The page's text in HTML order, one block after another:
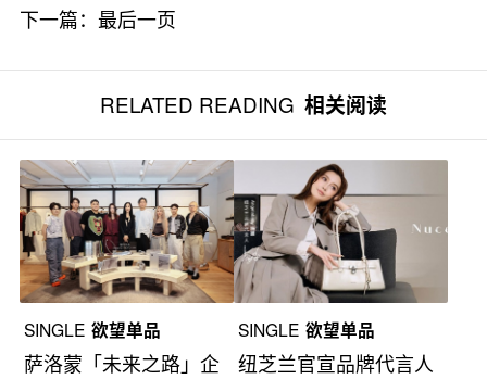
下一篇： 最后一页
RELATED READING 相关阅读
SINGLE 欲望单品
萨洛蒙「未来之路」企
SINGLE 欲望单品
纽芝兰官宣品牌代言人